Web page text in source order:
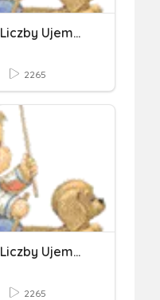
Liczby Dodatnie I Liczby Ujemne. Klasa 6
2265
Liczby Dodatnie I Liczby Ujemne. Klasa 6
2265